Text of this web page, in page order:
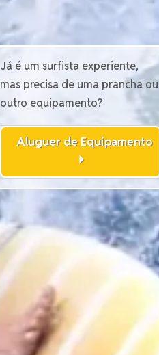
Já é um surfista experiente,
mas precisa de uma prancha ou
outro equipamento?
Aluguer de Equipamento
arrow_right